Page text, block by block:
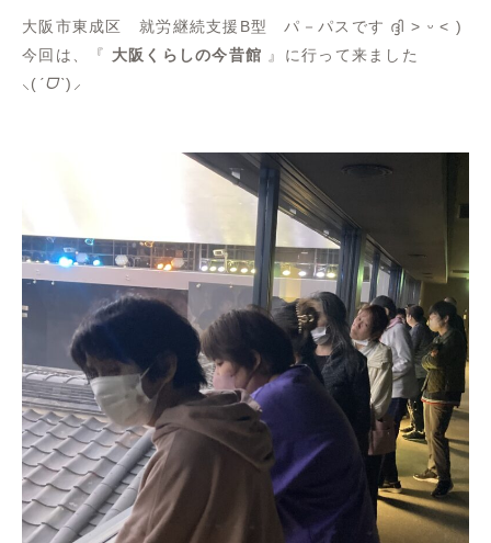
大阪市東成区 就労継続支援B型 パ－パスです ദ്ദി ˃ ᵕ ˂ )
今回は、『 大阪くらしの今昔館 』に行って来ました
⸜( ˊᗜˋ)⸝